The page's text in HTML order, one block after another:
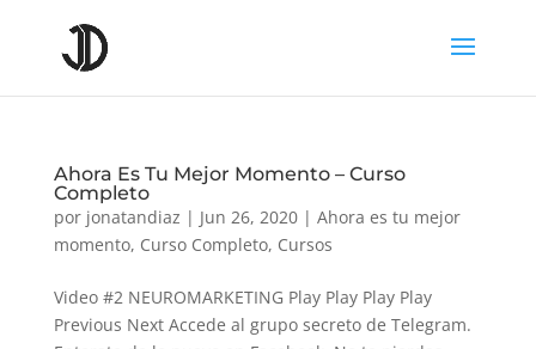
Ahora Es Tu Mejor Momento – Curso
Completo
por jonatandiaz | Jun 26, 2020| Ahora es tu mejor
momento, Curso Completo, Cursos
Video #2 NEUROMARKETING Play Play Play Play
Previous Next Accede al grupo secreto de Telegram.